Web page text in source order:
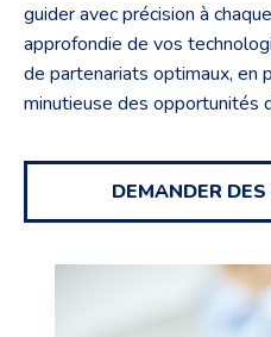
guider avec précision à
approfondie de vos
de partenariats optimaux, en
minutieuse des opportunités
DEMANDER